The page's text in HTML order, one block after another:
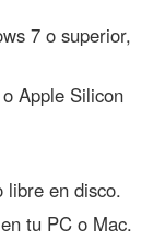
7 o superior,
Apple Silicon
libre en disco.
tu PC o Mac.